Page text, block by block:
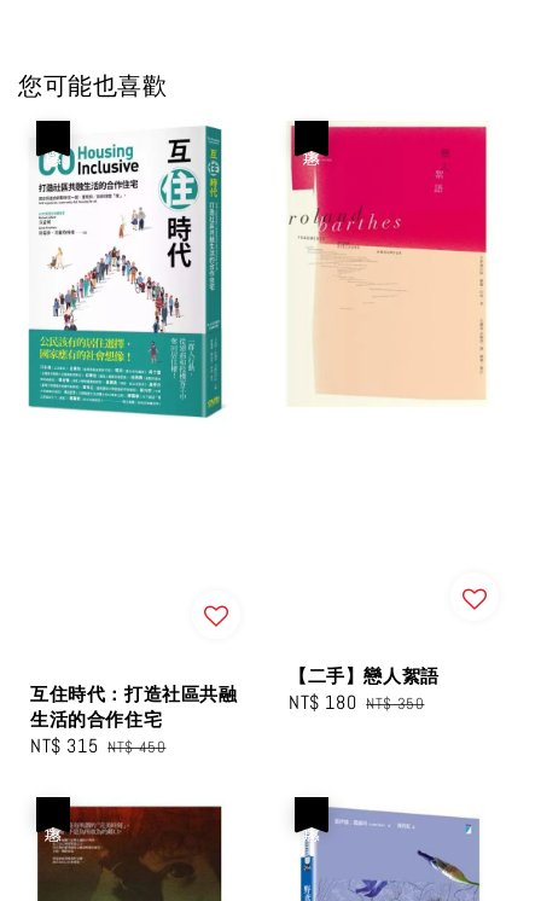
您可能也喜歡
互住時代：打造社區共融
生活的合作住宅
Sale
NT$ 315 Regular
NT$ 450
【二手】戀人絮語
Sale
NT$ 180 Regular
NT$ 350